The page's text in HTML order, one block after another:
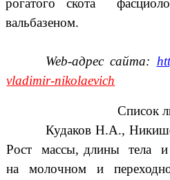
рогатого скота
вальбазеном.
Web-адрес сайта:
vladimir-nikolaevich
Список
Кудаков Н.А.,
Рост массы, длины тела и
на молочном и